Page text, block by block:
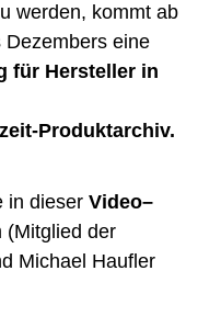
werden, kommt ab
eine
für Hersteller in
Produktarchiv.
in dieser Video–
(Mitglied der
Michael Haufler